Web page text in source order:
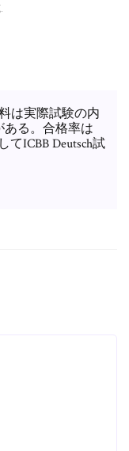
は実際試験の内
る。合格率は
てICBB Deutsch試